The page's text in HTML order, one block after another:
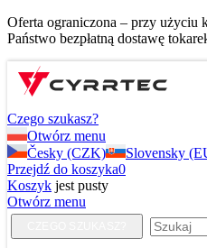
Oferta ograniczona – przy
Państwo bezpłatną dostawę
Czego szukasz?
Otwórz menu
Česky (CZK)
Slovensky
Przejdź do koszyka0
Koszyk jest pusty
Otwórz menu